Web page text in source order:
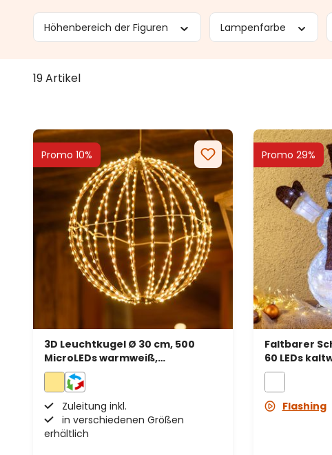
Höhenbereich der Figuren Lampenfarbe
19 Artikel
Promo 10%
3D Leuchtkugel Ø 30 cm, 500
MicroLEDs warmweiß,
Kupferdraht
Zuleitung inkl.
in verschiedenen Größen
erhältlich
Promo 29%
Faltbarer
60 LEDs
Flashing